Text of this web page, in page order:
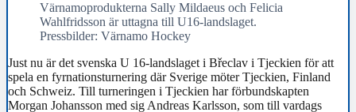
Värnamoprodukterna Sally Mildaeus och Felicia
Wahlfridsson är uttagna till U16-landslaget.
Pressbilder: Värnamo Hockey
Just nu är det svenska U 16-landslaget i Břeclav i Tjeckien för att
spela en fyrnationsturnering där Sverige möter Tjeckien, Finland
och Schweiz. Till turneringen i Tjeckien har förbundskapten
Morgan Johansson med sig Andreas Karlsson, som till vardags